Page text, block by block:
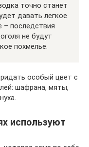
точно станет
давать легкое
– последствия
не будут
похмелье.
особый цвет с
шафрана, мяты,
используют